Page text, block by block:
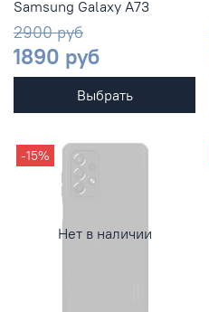
Samsung Galaxy A73
2900 руб
1890 руб
Выбрать
Нет в наличии
-15%